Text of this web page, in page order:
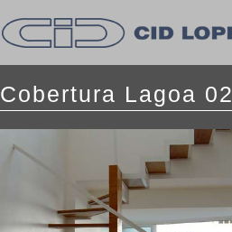
Cobertura Lagoa 02